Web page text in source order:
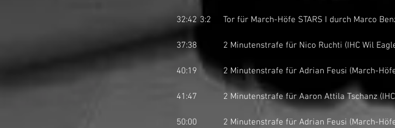
32:42	3:2	Tor für March-Höfe STARS I durch
37:38		2 Minutenstrafe für Nico Ruchti (IHC Wil
40:19		2 Minutenstrafe für Adrian Feusi (March-
41:47		2 Minutenstrafe für Aaron Attila Tschanz
50:00		2 Minutenstrafe für Adrian Feusi (March-